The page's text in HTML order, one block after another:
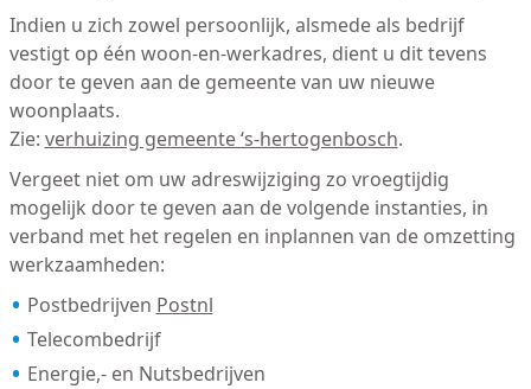
Indien u zich zowel persoonlijk, alsmede als bedrijf
vestigt op één woon-en-werkadres, dient u dit tevens
door te geven aan de gemeente van uw nieuwe
woonplaats.
Zie: verhuizing gemeente ‘s-hertogenbosch.
Vergeet niet om uw adreswijziging zo vroegtijdig
mogelijk door te geven aan de volgende instanties, in
verband met het regelen en inplannen van de omzetting
werkzaamheden:
Postbedrijven Postnl
Telecombedrijf
Energie,- en Nutsbedrijven